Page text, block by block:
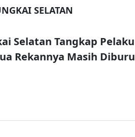
SELATAN
Selatan Tangkap Pelaku
Rekannya Masih Diburu